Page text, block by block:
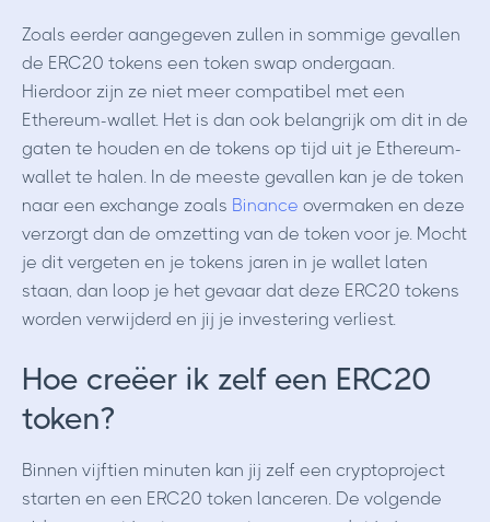
Zoals eerder aangegeven zullen in sommige gevallen
de ERC20 tokens een token swap ondergaan.
Hierdoor zijn ze niet meer compatibel met een
Ethereum-wallet. Het is dan ook belangrijk om dit in de
gaten te houden en de tokens op tijd uit je Ethereum-
wallet te halen. In de meeste gevallen kan je de token
naar een exchange zoals Binance overmaken en deze
verzorgt dan de omzetting van de token voor je. Mocht
je dit vergeten en je tokens jaren in je wallet laten
staan, dan loop je het gevaar dat deze ERC20 tokens
worden verwijderd en jij je investering verliest.
Hoe creëer ik zelf een ERC20
token?
Binnen vijftien minuten kan jij zelf een cryptoproject
starten en een ERC20 token lanceren. De volgende